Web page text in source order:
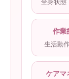
全身状態
作業
生活動
ケアマ